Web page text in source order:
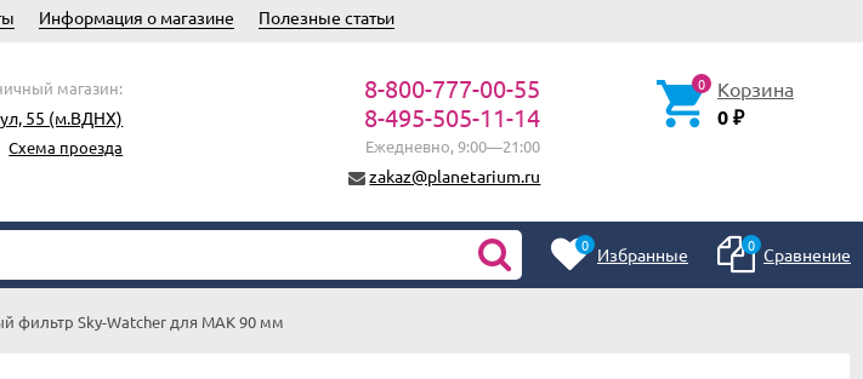
Информация о магазине Полезные статьи
магазин:
55 (м.ВДНХ)
Схема проезда
8-800-777-00-55
8-495-505-11-14
Ежедневно, 9:00—21:00
zakaz@planetarium.ru
0 Корзина
0 ₽
0 Избранные 0 Сравнение
фильтр Sky-Watcher для MAK 90 мм